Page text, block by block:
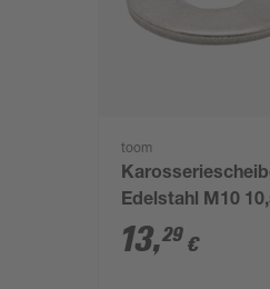
toom
Edelstahl M10
mm, 25 Stück
13,29 €